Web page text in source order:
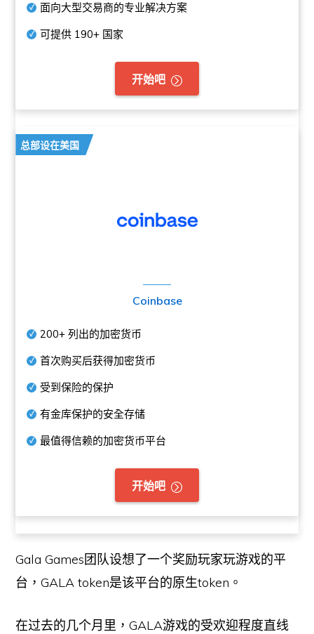
面向大型交易商的专业解决方案
可提供 190+ 国家
开始吧
总部设在美国
Coinbase
200+ 列出的加密货币
首次购买后获得加密货币
受到保险的保护
有金库保护的安全存储
最值得信赖的加密货币平台
开始吧
Gala Games团队设想了一个奖励玩家玩游戏的平
台，GALA token是该平台的原生token。
在过去的几个月里，GALA游戏的受欢迎程度直线